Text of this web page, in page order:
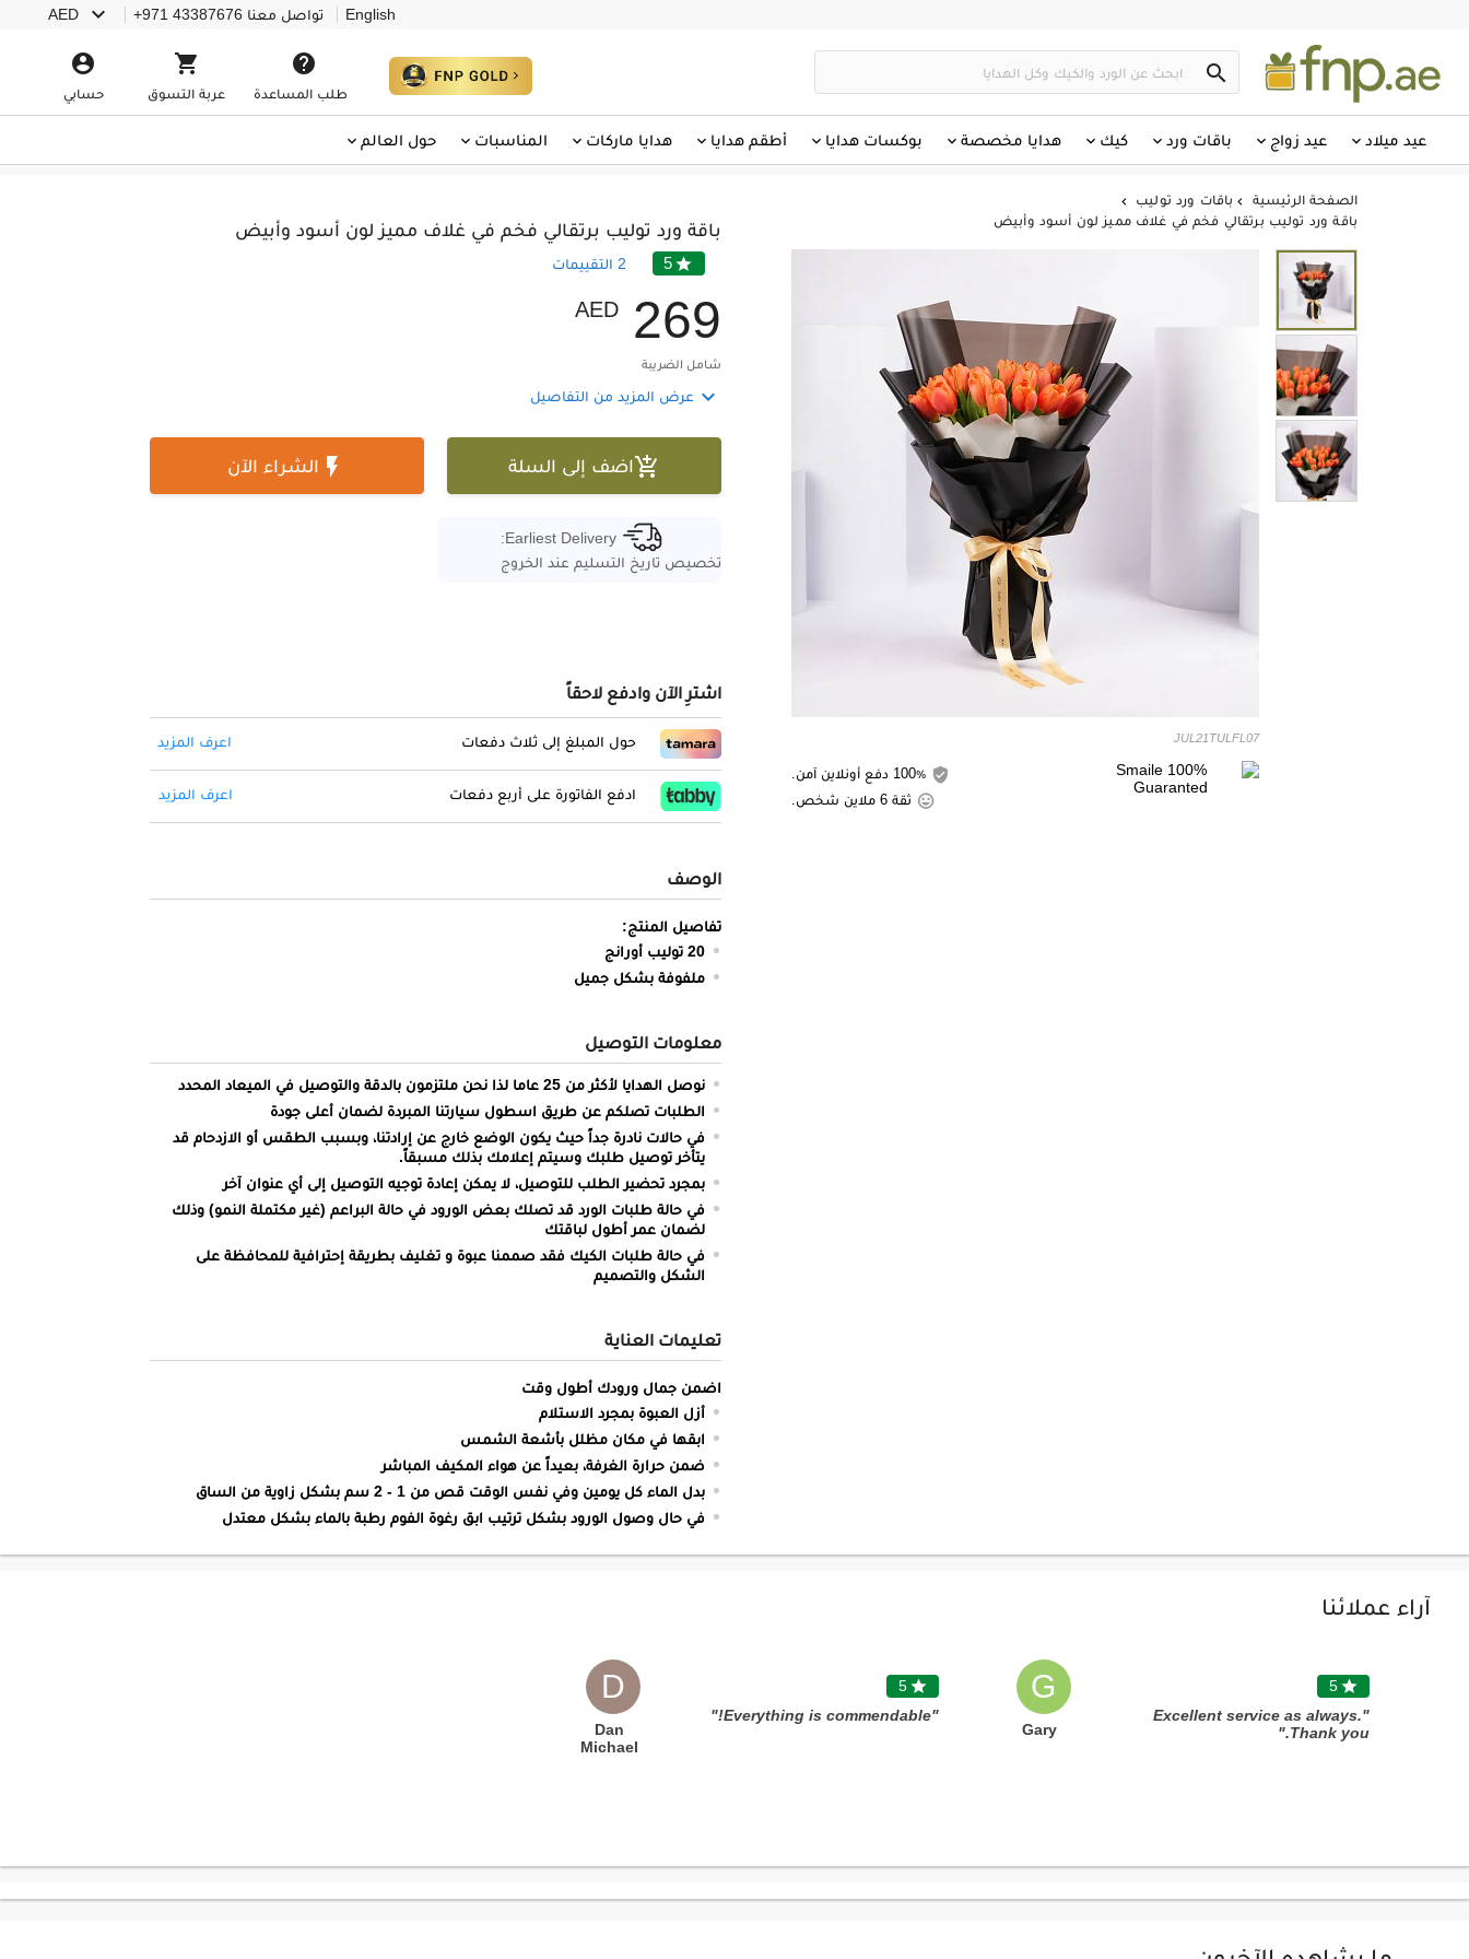
English تواصل معنا +971 43387676
AED 


طلب المساعدة

عربة التسوق

حسابي
عيد ميلاد عيد زواج باقات ورد كيك هدايا مخصصة بوكسات هدايا أطقم هدايا هدايا ماركات المناسبات حول العالم
الصفحة الرئيسية  باقات ورد توليب 
باقة ورد توليب برتقالي فخم في غلاف مميز لون أسود وأبيض
JUL21TULFL07
ثقة 6 ملاين شخص.
باقة ورد توليب برتقالي فخم في غلاف مميز لون أسود وأبيض
5
2 التقييمات
AED 269
شامل الضريبة
 عرض المزيد من التفاصيل
اضف إلى السلة  الشراء الآن
Earliest Delivery:
تخصيص تاريخ التسليم عند الخروج
اشترِ الآن وادفع لاحقاً
حول المبلغ إلى ثلاث دفعات اعرف المزيد
ادفع الفاتورة على أربع دفعات اعرف المزيد
الوصف
تفاصيل المنتج:
20 توليب أورانج
ملفوفة بشكل جميل
معلومات التوصيل
نوصل الهدايا لأكثر من 25 عاما لذا نحن ملتزمون بالدقة والتوصيل في الميعاد المحدد
الطلبات تصلكم عن طريق اسطول سيارتنا المبردة لضمان أعلى جودة
في حالات نادرة جداً حيث يكون الوضع خارج عن إرادتنا، وبسبب الطقس أو الازدحام قد
يتأخر توصيل طلبك وسيتم إعلامك بذلك مسبقاً.
بمجرد تحضير الطلب للتوصيل، لا يمكن إعادة توجيه التوصيل إلى أي عنوان آخر
في حالة طلبات الورد قد تصلك بعض الورود في حالة البراعم (غير مكتملة النمو) وذلك
لضمان عمر أطول لباقتك
في حالة طلبات الكيك فقد صممنا عبوة و تغليف بطريقة إحترافية للمحافظة على
الشكل والتصميم
تعليمات العناية
اضمن جمال ورودك أطول وقت
أزل العبوة بمجرد الاستلام
ابقها في مكان مظلل بأشعة الشمس
ضمن حرارة الغرفة، بعيداً عن هواء المكيف المباشر
بدل الماء كل يومين وفي نفس الوقت قص من 1 - 2 سم بشكل زاوية من الساق
في حال وصول الورود بشكل ترتيب ابق رغوة الفوم رطبة بالماء بشكل معتدل
آراء عملائنا
G
Gary
5
"Excellent service as always.
Thank you."
D
Dan
Michael
5
"Everything is commendable!"